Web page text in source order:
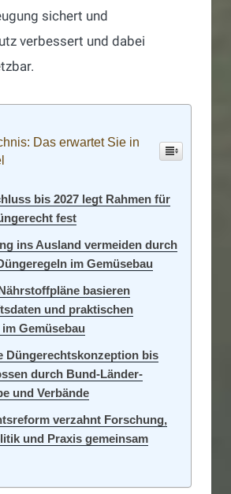
sichert und
verbessert und dabei
Das erwartet Sie in
bis 2027 legt Rahmen für
fest
ins Ausland vermeiden durch
im Gemüsebau
basieren
und praktischen
Gemüsebau
Düngerechtskonzeption bis
durch Bund-Länder-
und Verbände
verzahnt Forschung,
und Praxis gemeinsam